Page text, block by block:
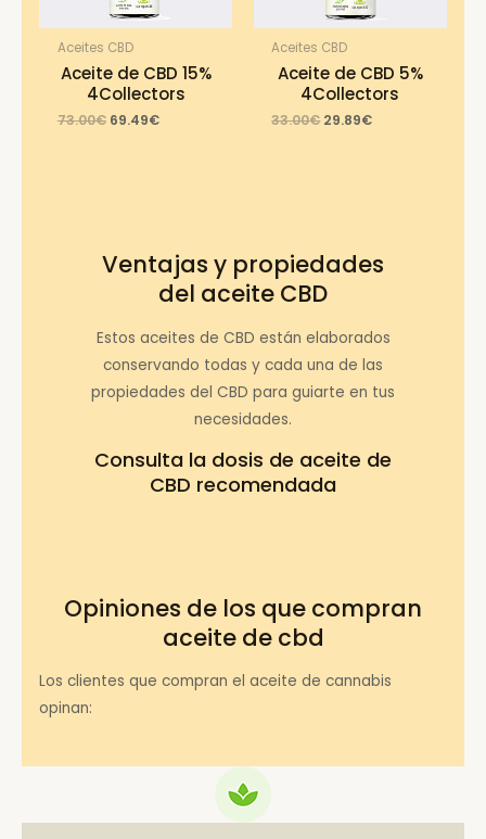
Aceites CBD
Aceite de CBD 15%
4Collectors
73.00€ Original
69.49€Current
Aceites CBD
Aceite de CBD 5%
4Collectors
33.00€ Original
29.89€Current
Ventajas y propiedades
del aceite CBD
Estos aceites de CBD están elaborados
conservando todas y cada una de las
propiedades del CBD para guiarte en tus
necesidades.
Consulta la dosis de aceite de
CBD recomendada
Opiniones de los que compran
aceite de cbd
Los clientes que compran el aceite de cannabis
opinan: